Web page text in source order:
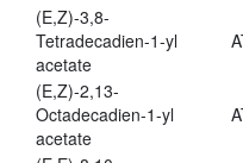
(E,Z)-3,8-
Tetradecadien-1-yl
acetate
(E,Z)-2,13-
Octadecadien-1-yl
acetate